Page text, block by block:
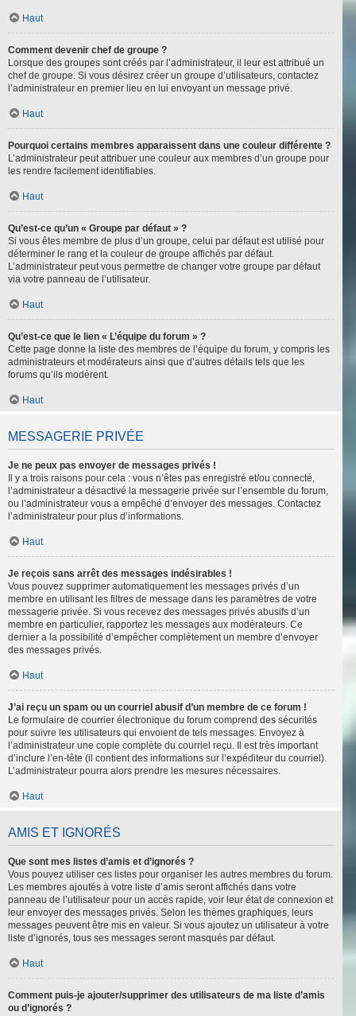
Haut
Comment devenir chef de groupe ?
Lorsque des groupes sont créés par l’administrateur, il leur est attribué un
chef de groupe. Si vous désirez créer un groupe d’utilisateurs, contactez
l’administrateur en premier lieu en lui envoyant un message privé.
Haut
Pourquoi certains membres apparaissent dans une couleur différente ?
L’administrateur peut attribuer une couleur aux membres d’un groupe pour
les rendre facilement identifiables.
Haut
Qu’est-ce qu’un « Groupe par défaut » ?
Si vous êtes membre de plus d’un groupe, celui par défaut est utilisé pour
déterminer le rang et la couleur de groupe affichés par défaut.
L’administrateur peut vous permettre de changer votre groupe par défaut
via votre panneau de l’utilisateur.
Haut
Qu’est-ce que le lien « L’équipe du forum » ?
Cette page donne la liste des membres de l’équipe du forum, y compris les
administrateurs et modérateurs ainsi que d’autres détails tels que les
forums qu’ils modèrent.
Haut
MESSAGERIE PRIVÉE
Je ne peux pas envoyer de messages privés !
Il y a trois raisons pour cela : vous n’êtes pas enregistré et/ou connecté,
l’administrateur a désactivé la messagerie privée sur l’ensemble du forum,
ou l’administrateur vous a empêché d’envoyer des messages. Contactez
l’administrateur pour plus d’informations.
Haut
Je reçois sans arrêt des messages indésirables !
Vous pouvez supprimer automatiquement les messages privés d’un
membre en utilisant les filtres de message dans les paramètres de votre
messagerie privée. Si vous recevez des messages privés abusifs d’un
membre en particulier, rapportez les messages aux modérateurs. Ce
dernier a la possibilité d’empêcher complètement un membre d’envoyer
des messages privés.
Haut
J’ai reçu un spam ou un courriel abusif d’un membre de ce forum !
Le formulaire de courrier électronique du forum comprend des sécurités
pour suivre les utilisateurs qui envoient de tels messages. Envoyez à
l’administrateur une copie complète du courriel reçu. Il est très important
d’inclure l’en-tête (il contient des informations sur l’expéditeur du courriel).
L’administrateur pourra alors prendre les mesures nécessaires.
Haut
AMIS ET IGNORÉS
Que sont mes listes d’amis et d’ignorés ?
Vous pouvez utiliser ces listes pour organiser les autres membres du forum.
Les membres ajoutés à votre liste d’amis seront affichés dans votre
panneau de l’utilisateur pour un accès rapide, voir leur état de connexion et
leur envoyer des messages privés. Selon les thèmes graphiques, leurs
messages peuvent être mis en valeur. Si vous ajoutez un utilisateur à votre
liste d’ignorés, tous ses messages seront masqués par défaut.
Haut
Comment puis-je ajouter/supprimer des utilisateurs de ma liste d’amis
ou d’ignorés ?